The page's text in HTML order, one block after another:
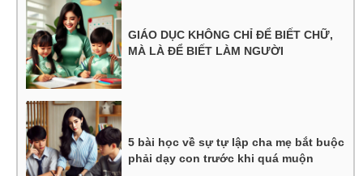
GIÁO DỤC KHÔNG CHỈ ĐỂ BIẾT CHỮ,
MÀ LÀ ĐỂ BIẾT LÀM NGƯỜI
5 bài học về sự tự lập cha mẹ bắt buộc
phải dạy con trước khi quá muộn